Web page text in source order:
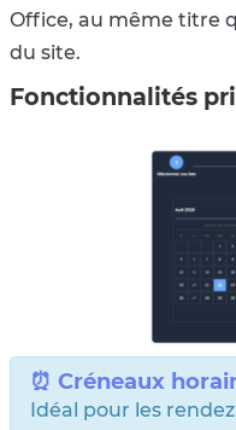
Office, au même titre
du site.
Fonctionnalités
⏰ Créneaux
Idéal pour les